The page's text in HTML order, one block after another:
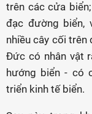
trên các cửa
đạc đường biển,
nhiều cây cối trên
Đức có nhân vật
hướng biển - có
triển kinh tế biển.